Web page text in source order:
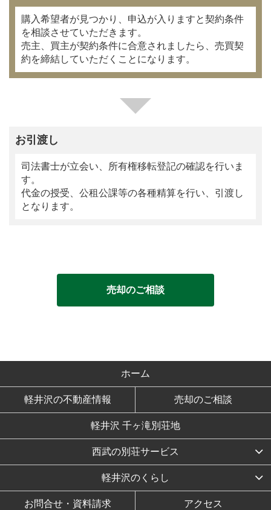
購入希望者が見つかり、申込が入りますと契約条件
を相談させていただきます。
売主、買主が契約条件に合意されましたら、売買契
約を締結していただくことになります。
お引渡し
司法書士が立会い、所有権移転登記の確認を行いま
す。
代金の授受、公租公課等の各種精算を行い、引渡し
となります。
売却のご相談
ホーム
軽井沢の不動産情報 売却のご相談
軽井沢 千ヶ滝別荘地
西武の別荘サービス
軽井沢のくらし
お問合せ・資料請求 アクセス